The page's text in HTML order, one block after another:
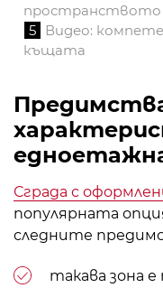
пространството
5 Видео:
къщата
Сграда с
популярната
следните
такава зона